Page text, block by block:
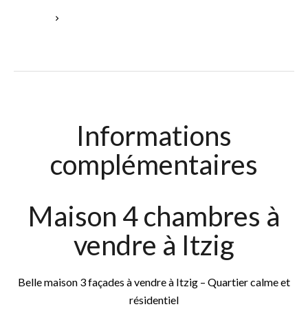
Informations
complémentaires
Maison 4 chambres à
vendre à Itzig
Belle maison 3 façades à vendre à Itzig – Quartier calme et
résidentiel